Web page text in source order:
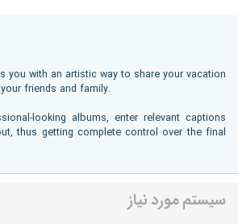
you with an artistic way to share your vacation
friends and family.
looking albums, enter relevant captions
thus getting complete control over the final
سیستم مورد نیاز